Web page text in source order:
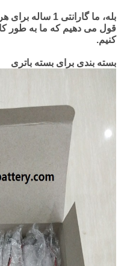
بله، ما گارانتی
قول می دهیم که ما به طور
کنیم.
بسته بندی برای بسته باتری